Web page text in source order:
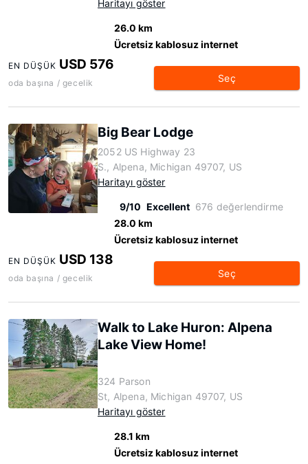
Haritayı göster
26.0 km
Ücretsiz kablosuz internet
EN DÜŞÜK USD 576
oda başına / gecelik Seç
Big Bear Lodge
2052 US Highway 23
S., Alpena, Michigan 49707, US
Haritayı göster
9/10 Excellent 676 değerlendirme
28.0 km
Ücretsiz kablosuz internet
EN DÜŞÜK USD 138
oda başına / gecelik Seç
Walk to Lake Huron: Alpena
Lake View Home!
324 Parson
St, Alpena, Michigan 49707, US
Haritayı göster
28.1 km
Ücretsiz kablosuz internet